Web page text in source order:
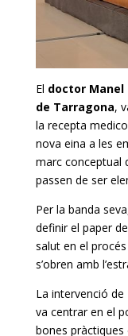
El doctor Manel
de Tarragona,
la recepta
nova eina a les
marc conceptual
passen de ser
Per la banda
definir el paper
salut en el
s’obren amb
La intervenció de
va centrar en el
bones pràctiques